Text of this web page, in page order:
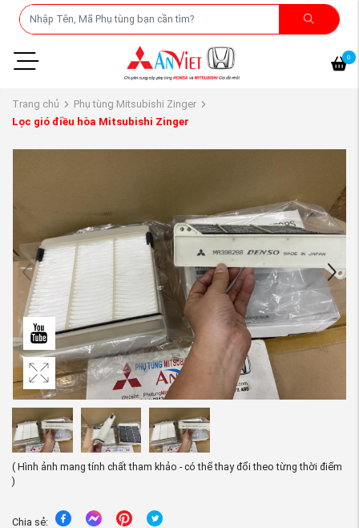
0
Trang chủ
Phụ tùng Mitsubishi Zinger
Lọc gió điều hòa Mitsubishi Zinger
( Hình ảnh mang tính chất tham khảo - có thể thay đổi theo từng thời điểm
)
Chia sẻ: